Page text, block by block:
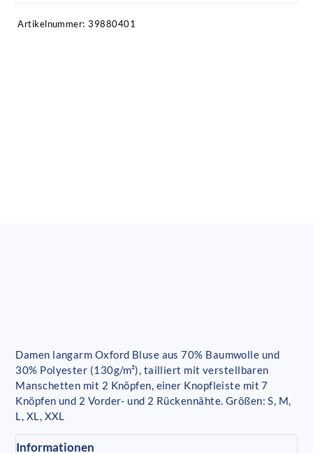
Artikelnummer: 39880401
Damen langarm Oxford Bluse aus 70% Baumwolle und
30% Polyester (130g/m²), tailliert mit verstellbaren
Manschetten mit 2 Knöpfen, einer Knopfleiste mit 7
Knöpfen und 2 Vorder- und 2 Rückennähte. Größen: S, M,
L, XL, XXL
Informationen